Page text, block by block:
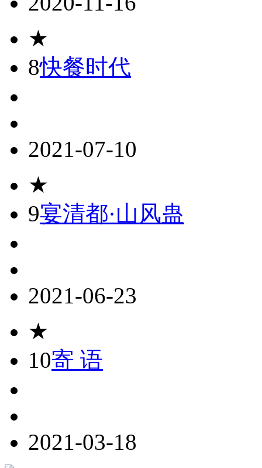
★
8快餐时代
2021-07-10
★
9宴清都·山风蛊
2021-06-23
★
10寄 语
2021-03-18